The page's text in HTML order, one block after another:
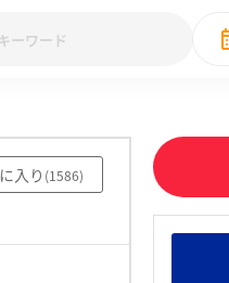
みんなの新卒就職人気企業ラ
28卒 IT・DX現場社員インタ
入り (1586)